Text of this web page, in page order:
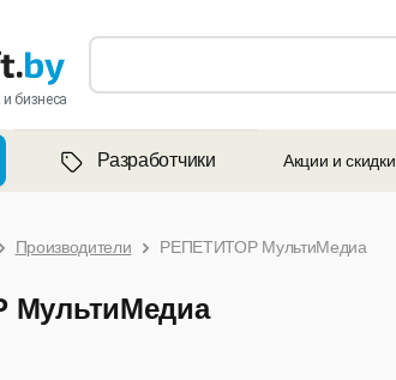
бизнеса
Разработчики Акции и скидки
Производители РЕПЕТИТОР МультиМедиа
МультиМедиа